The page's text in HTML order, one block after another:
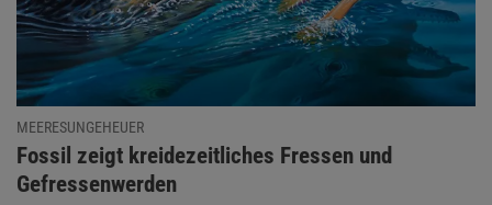
MEERESUNGEHEUER
:
Fossil zeigt kreidezeitliches Fressen und
Gefressenwerden